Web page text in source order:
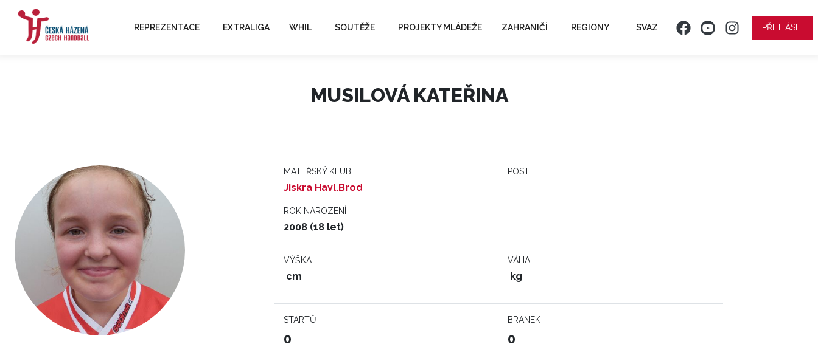
REPREZENTACE EXTRALIGA WHIL SOUTĚŽE PROJEKTY MLÁDEŽE ZAHRANIČÍ REGIONY SVAZ PŘIHLÁSIT
MUSILOVÁ KATEŘINA
MATEŘSKÝ KLUB
Jiskra Havl.Brod
POST
ROK NAROZENÍ
2008 (18 let)
VÝŠKA
cm
VÁHA
kg
STARTŮ
0
BRANEK
0